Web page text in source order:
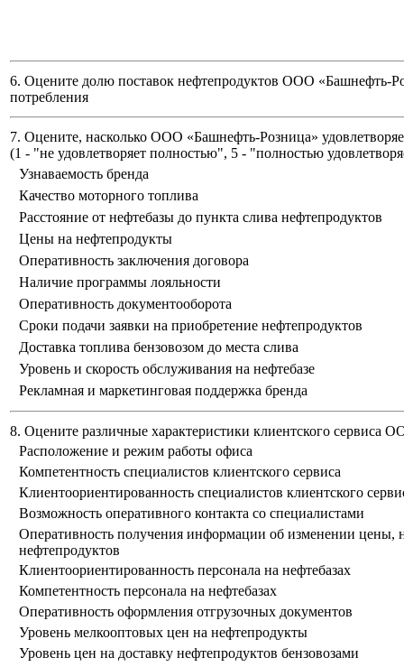
6. Оцените долю поставок нефтепродуктов ООО «Башнефть-
потребления
7. Оцените, насколько ООО «Башнефть-Розница»
(1 - "не удовлетворяет полностью", 5 - "полностью
Узнаваемость бренда
Качество моторного топлива
Расстояние от нефтебазы до пункта слива нефтепродуктов
Цены на нефтепродукты
Оперативность заключения договора
Наличие программы лояльности
Оперативность документооборота
Сроки подачи заявки на приобретение нефтепродуктов
Доставка топлива бензовозом до места слива
Уровень и скорость обслуживания на нефтебазе
Рекламная и маркетинговая поддержка бренда
8. Оцените различные характеристики клиентского сервиса
Расположение и режим работы офиса
Компетентность специалистов клиентского сервиса
Клиентоориентированность специалистов клиентского
Возможность оперативного контакта со специалистами
Оперативность получения информации об изменении цены,
нефтепродуктов
Клиентоориентированность персонала на нефтебазах
Компетентность персонала на нефтебазах
Оперативность оформления отгрузочных документов
Уровень мелкооптовых цен на нефтепродукты
Уровень цен на доставку нефтепродуктов бензовозами